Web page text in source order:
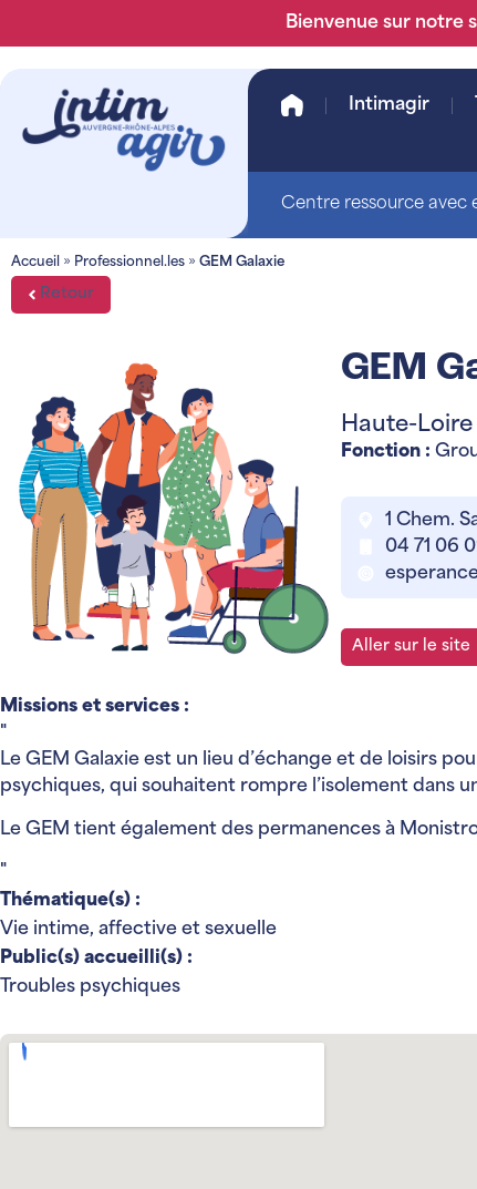
Bienvenue sur notre
Intimagir
Centre ressource avec
Accueil » Professionnel.les » GEM Galaxie
Retour
GEM
Haute-Loire
Fonction :
1 Chem.
04 71 06
Aller sur le site
Missions et services :
"
Le GEM Galaxie est un lieu d’échange et de loisirs
psychiques, qui souhaitent rompre l’isolement dans
Le GEM tient également des permanences à
"
Thématique(s) :
Vie intime, affective et sexuelle
Public(s) accueilli(s) :
Troubles psychiques